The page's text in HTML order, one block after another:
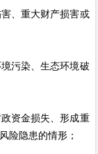
、重大财产损害或
污染、生态环境破
资金损失、形成重
险隐患的情形；